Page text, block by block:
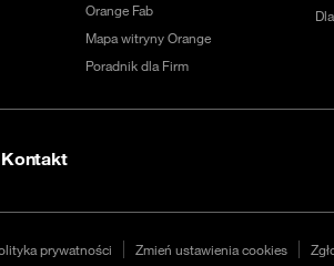
Orange Fab
Mapa witryny Orange
Poradnik dla Firm
Kontakt
prywatności Zmień ustawienia cookies